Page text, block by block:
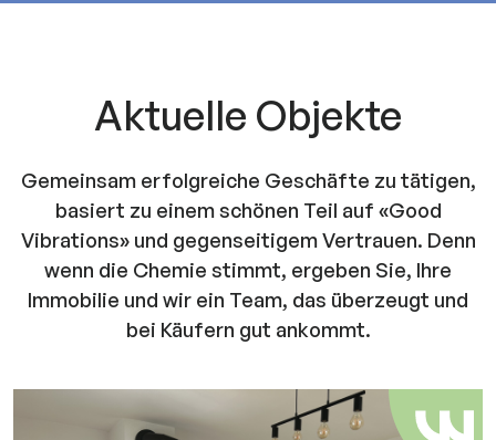
Aktuelle Objekte
Gemeinsam erfolgreiche Geschäfte zu tätigen,
basiert zu einem schönen Teil auf «Good
Vibrations» und gegenseitigem Vertrauen. Denn
wenn die Chemie stimmt, ergeben Sie, Ihre
Immobilie und wir ein Team, das überzeugt und
bei Käufern gut ankommt.